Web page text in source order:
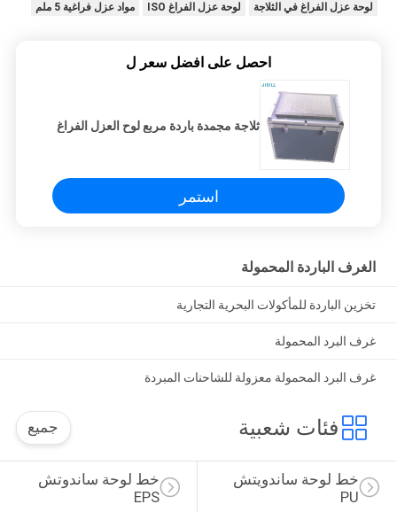
لوحة عزل الفراغ في الثلاجة لوحة عزل الفراغ ISO مواد عزل فراغية 5 ملم
احصل على افضل سعر ل
ثلاجة مجمدة باردة مربع لوح العزل الفراغ
استمر
الغرف الباردة المحمولة
تخزين الباردة للمأكولات البحرية التجارية
غرف البرد المحمولة
غرف البرد المحمولة معزولة للشاحنات المبردة
فئات شعبية جميع
خط لوحة ساندوتش
EPS
خط لوحة ساندويتش
PU